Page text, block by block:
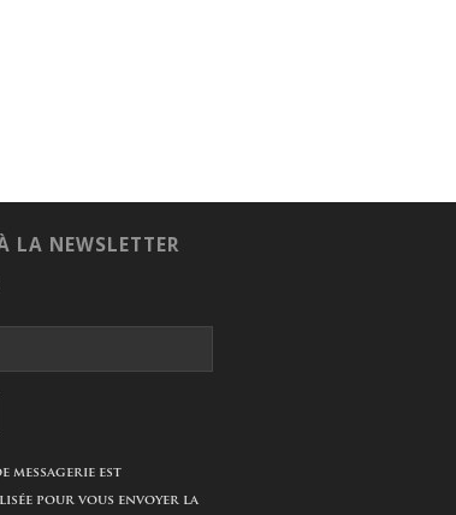
LA NEWSLETTER
messagerie est
pour vous envoyer la